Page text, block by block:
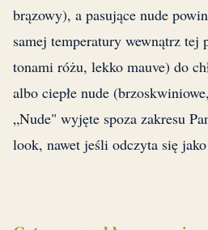
brązowy), a pasujące nude
samej temperatury wewnątrz tej
tonami różu, lekko mauve) do
albo ciepłe nude
„Nude" wyjęte spoza zakresu
look, nawet jeśli odczyta się